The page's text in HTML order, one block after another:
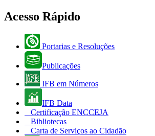
Acesso Rápido
Portarias e Resoluções
Publicações
IFB em Números
IFB Data
Certificação ENCCEJA
Bibliotecas
Carta de Serviços ao Cidadão